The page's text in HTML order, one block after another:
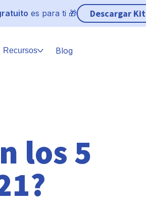
es para ti 🎁 Descargar Kit
Recursos Blog
los 5